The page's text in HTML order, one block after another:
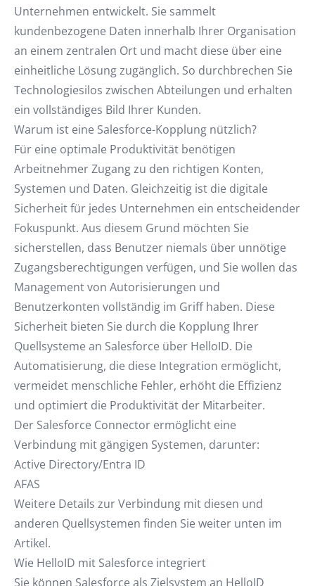
Unternehmen entwickelt. Sie sammelt
kundenbezogene Daten innerhalb Ihrer Organisation
an einem zentralen Ort und macht diese über eine
einheitliche Lösung zugänglich. So durchbrechen Sie
Technologiesilos zwischen Abteilungen und erhalten
ein vollständiges Bild Ihrer Kunden.
Warum ist eine Salesforce-Kopplung nützlich?
Für eine optimale Produktivität benötigen
Arbeitnehmer Zugang zu den richtigen Konten,
Systemen und Daten. Gleichzeitig ist die digitale
Sicherheit für jedes Unternehmen ein entscheidender
Fokuspunkt. Aus diesem Grund möchten Sie
sicherstellen, dass Benutzer niemals über unnötige
Zugangsberechtigungen verfügen, und Sie wollen das
Management von Autorisierungen und
Benutzerkonten vollständig im Griff haben. Diese
Sicherheit bieten Sie durch die Kopplung Ihrer
Quellsysteme an Salesforce über HelloID. Die
Automatisierung, die diese Integration ermöglicht,
vermeidet menschliche Fehler, erhöht die Effizienz
und optimiert die Produktivität der Mitarbeiter.
Der Salesforce Connector ermöglicht eine
Verbindung mit gängigen Systemen, darunter:
Active Directory/Entra ID
AFAS
Weitere Details zur Verbindung mit diesen und
anderen Quellsystemen finden Sie weiter unten im
Artikel.
Wie HelloID mit Salesforce integriert
Sie können Salesforce als Zielsystem an HelloID